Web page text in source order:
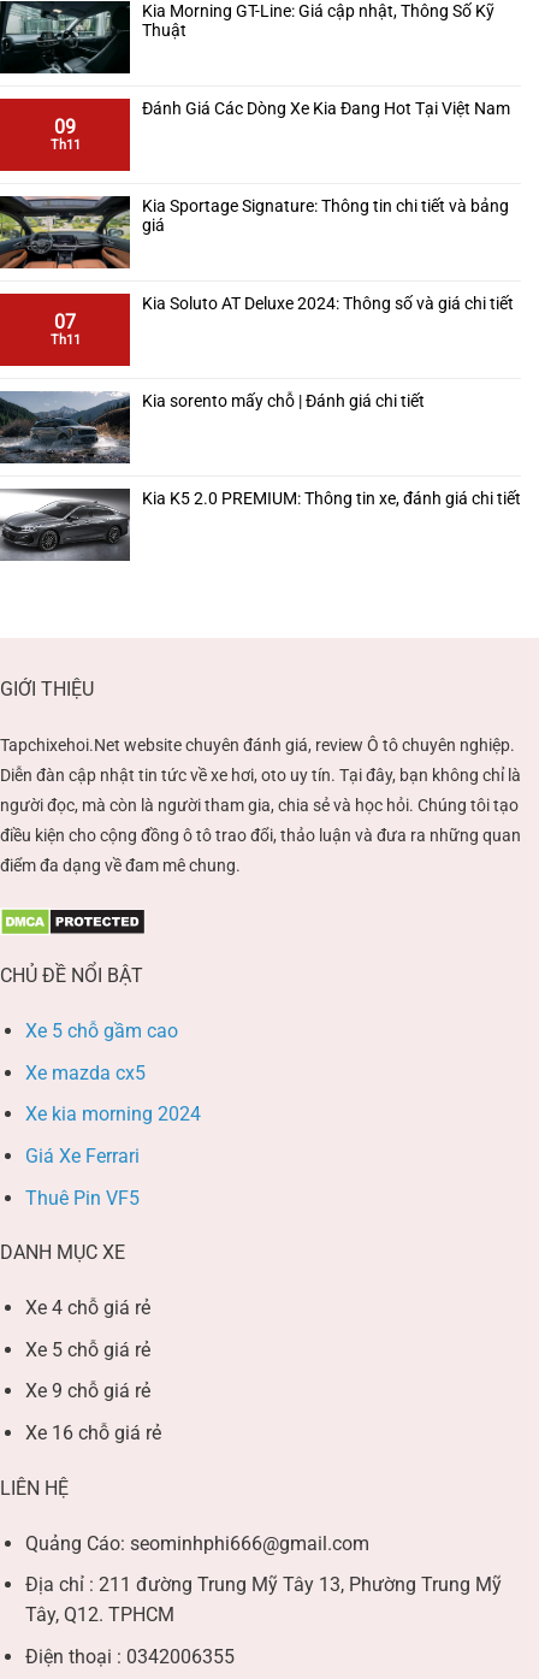
Kia Morning GT-Line: Giá cập nhật, Thông Số Kỹ
Thuật
09
Th11
Đánh Giá Các Dòng Xe Kia Đang Hot Tại Việt Nam
Kia Sportage Signature: Thông tin chi tiết và bảng
giá
07
Th11
Kia Soluto AT Deluxe 2024: Thông số và giá chi tiết
Kia sorento mấy chỗ | Đánh giá chi tiết
Kia K5 2.0 PREMIUM: Thông tin xe, đánh giá chi tiết
GIỚI THIỆU
Tapchixehoi.Net website chuyên đánh giá, review Ô tô chuyên nghiệp.
Diễn đàn cập nhật tin tức về xe hơi, oto uy tín. Tại đây, bạn không chỉ là
người đọc, mà còn là người tham gia, chia sẻ và học hỏi. Chúng tôi tạo
điều kiện cho cộng đồng ô tô trao đổi, thảo luận và đưa ra những quan
điểm đa dạng về đam mê chung.
CHỦ ĐỀ NỔI BẬT
Xe 5 chỗ gầm cao
Xe mazda cx5
Xe kia morning 2024
Giá Xe Ferrari
Thuê Pin VF5
DANH MỤC XE
Xe 4 chỗ giá rẻ
Xe 5 chỗ giá rẻ
Xe 9 chỗ giá rẻ
Xe 16 chỗ giá rẻ
LIÊN HỆ
Quảng Cáo: seominhphi666@gmail.com
Địa chỉ : 211 đường Trung Mỹ Tây 13, Phường Trung Mỹ
Tây, Q12. TPHCM
Điện thoại : 0342006355